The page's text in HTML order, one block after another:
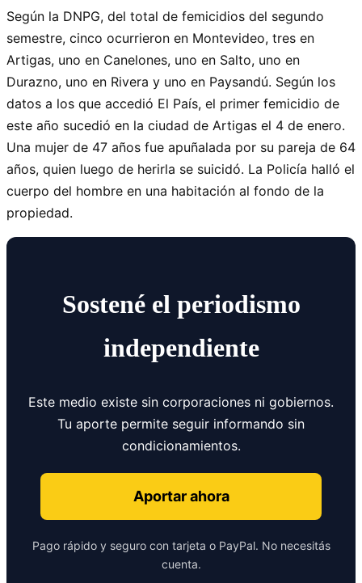
Según la DNPG, del total de femicidios del segundo
semestre, cinco ocurrieron en Montevideo, tres en
Artigas, uno en Canelones, uno en Salto, uno en
Durazno, uno en Rivera y uno en Paysandú. Según los
datos a los que accedió El País, el primer femicidio de
este año sucedió en la ciudad de Artigas el 4 de enero.
Una mujer de 47 años fue apuñalada por su pareja de 64
años, quien luego de herirla se suicidó. La Policía halló el
cuerpo del hombre en una habitación al fondo de la
propiedad.
Sostené el periodismo
independiente
Este medio existe sin corporaciones ni gobiernos.
Tu aporte permite seguir informando sin
condicionamientos.
Aportar ahora
Pago rápido y seguro con tarjeta o PayPal. No necesitás
cuenta.